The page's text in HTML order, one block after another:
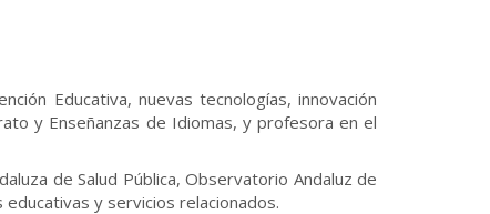
Educativa, nuevas tecnologías, innovación
y Enseñanzas de Idiomas, y profesora en el
de Salud Pública, Observatorio Andaluz de
y servicios relacionados.